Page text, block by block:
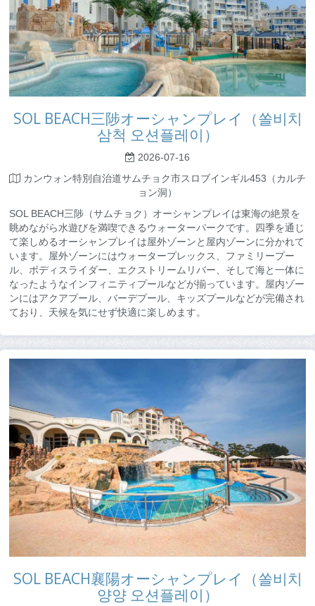
SOL BEACH三陟オーシャンプレイ（쏠비치
삼척 오션플레이）
2026-07-16
カンウォン特別自治道サムチョク市スロブインギル453（カルチ
ョン洞）
SOL BEACH三陟（サムチョク）オーシャンプレイは東海の絶景を
眺めながら水遊びを満喫できるウォーターパークです。四季を通じ
て楽しめるオーシャンプレイは屋外ゾーンと屋内ゾーンに分かれて
います。屋外ゾーンにはウォータープレックス、ファミリープー
ル、ボディスライダー、エクストリームリバー、そして海と一体に
なったようなインフィニティプールなどが揃っています。屋内ゾー
ンにはアクアプール、バーデプール、キッズプールなどが完備され
ており、天候を気にせず快適に楽しめます。
SOL BEACH襄陽オーシャンプレイ（쏠비치
양양 오션플레이）